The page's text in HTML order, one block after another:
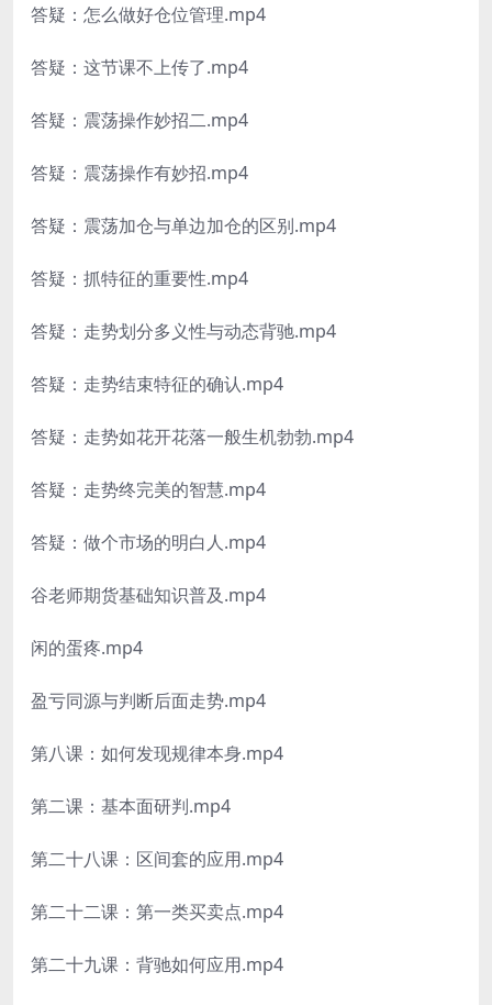
答疑：怎么做好仓位管理.mp4
答疑：这节课不上传了.mp4
答疑：震荡操作妙招二.mp4
答疑：震荡操作有妙招.mp4
答疑：震荡加仓与单边加仓的区别.mp4
答疑：抓特征的重要性.mp4
答疑：走势划分多义性与动态背驰.mp4
答疑：走势结束特征的确认.mp4
答疑：走势如花开花落一般生机勃勃.mp4
答疑：走势终完美的智慧.mp4
答疑：做个市场的明白人.mp4
谷老师期货基础知识普及.mp4
闲的蛋疼.mp4
盈亏同源与判断后面走势.mp4
第八课：如何发现规律本身.mp4
第二课：基本面研判.mp4
第二十八课：区间套的应用.mp4
第二十二课：第一类买卖点.mp4
第二十九课：背驰如何应用.mp4